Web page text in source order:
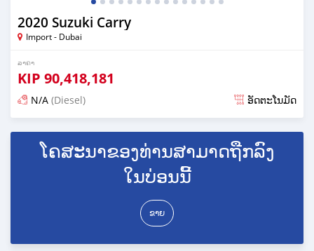
2020 Suzuki Carry
Import - Dubai
ລາຄາ
KIP 90,418,181
N/A (Diesel) ອັດຕະໂນມັດ
ໂພດ almost 6 years ກ່ອນ ໜ້າ ນີ້
ໂຄສະນາຂອງທ່ານສາມາດຖືກລົງ
ໃນບ່ອນນີ້
ຂາຍ